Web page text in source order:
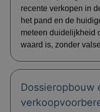
recente verkopen in
het pand en de
meteen duidelijkheid
waard is, zonder
Dossieropbouw